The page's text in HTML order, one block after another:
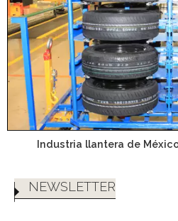
Industria llantera de
NEWSLETTER